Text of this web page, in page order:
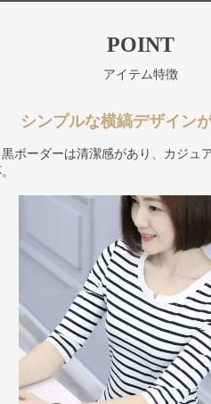
POINT
アイテム特徴
シンプルな横縞デザイン
ボーダーは清潔感があり、カジュ